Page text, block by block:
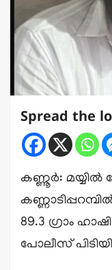
Spread the
കണ്ണൂർ: മയ്യിൽ
89.3 ഗ്രാം
പോലീസ്